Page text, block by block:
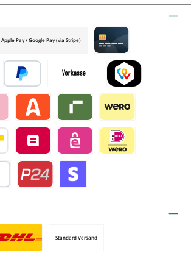
Vorkasse TWINT by mollie
mollie
Alma by mollieRiverty by mollie
Wero
by mollie
Belfius by mollieeps by mollie
Apple Pay / Google Pay (via Stripe)
Credit card by mollie
Später bezahlen
Standard Versand